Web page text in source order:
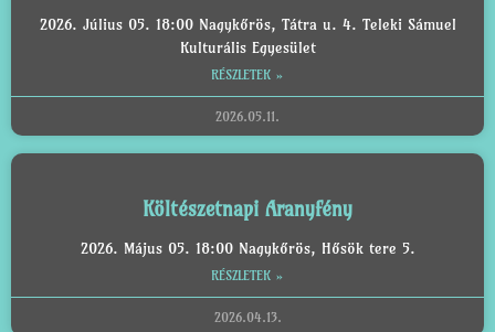
2026. Július 05. 18:00 Nagykőrös, Tátra u. 4. Teleki Sámuel
Kulturális Egyesület
RÉSZLETEK »
2026.05.11.
Költészetnapi Aranyfény
2026. Május 05. 18:00 Nagykőrös, Hősök tere 5.
RÉSZLETEK »
2026.04.13.